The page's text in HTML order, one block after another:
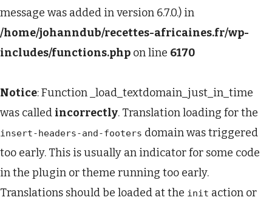
message was added in version 6.7.0.) in
/home/johanndub/recettes-africaines.fr/wp-
includes/functions.php on line 6170
Notice: Function _load_textdomain_just_in_time
was called incorrectly. Translation loading for the
insert-headers-and-footers domain was triggered
too early. This is usually an indicator for some code
in the plugin or theme running too early.
Translations should be loaded at the init action or